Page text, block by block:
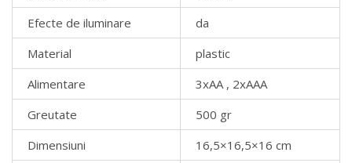
Efecte de iluminare
da
Material
plastic
Alimentare
3xAA , 2xAAA
Greutate
500 gr
Dimensiuni
16,5×16,5×16 cm